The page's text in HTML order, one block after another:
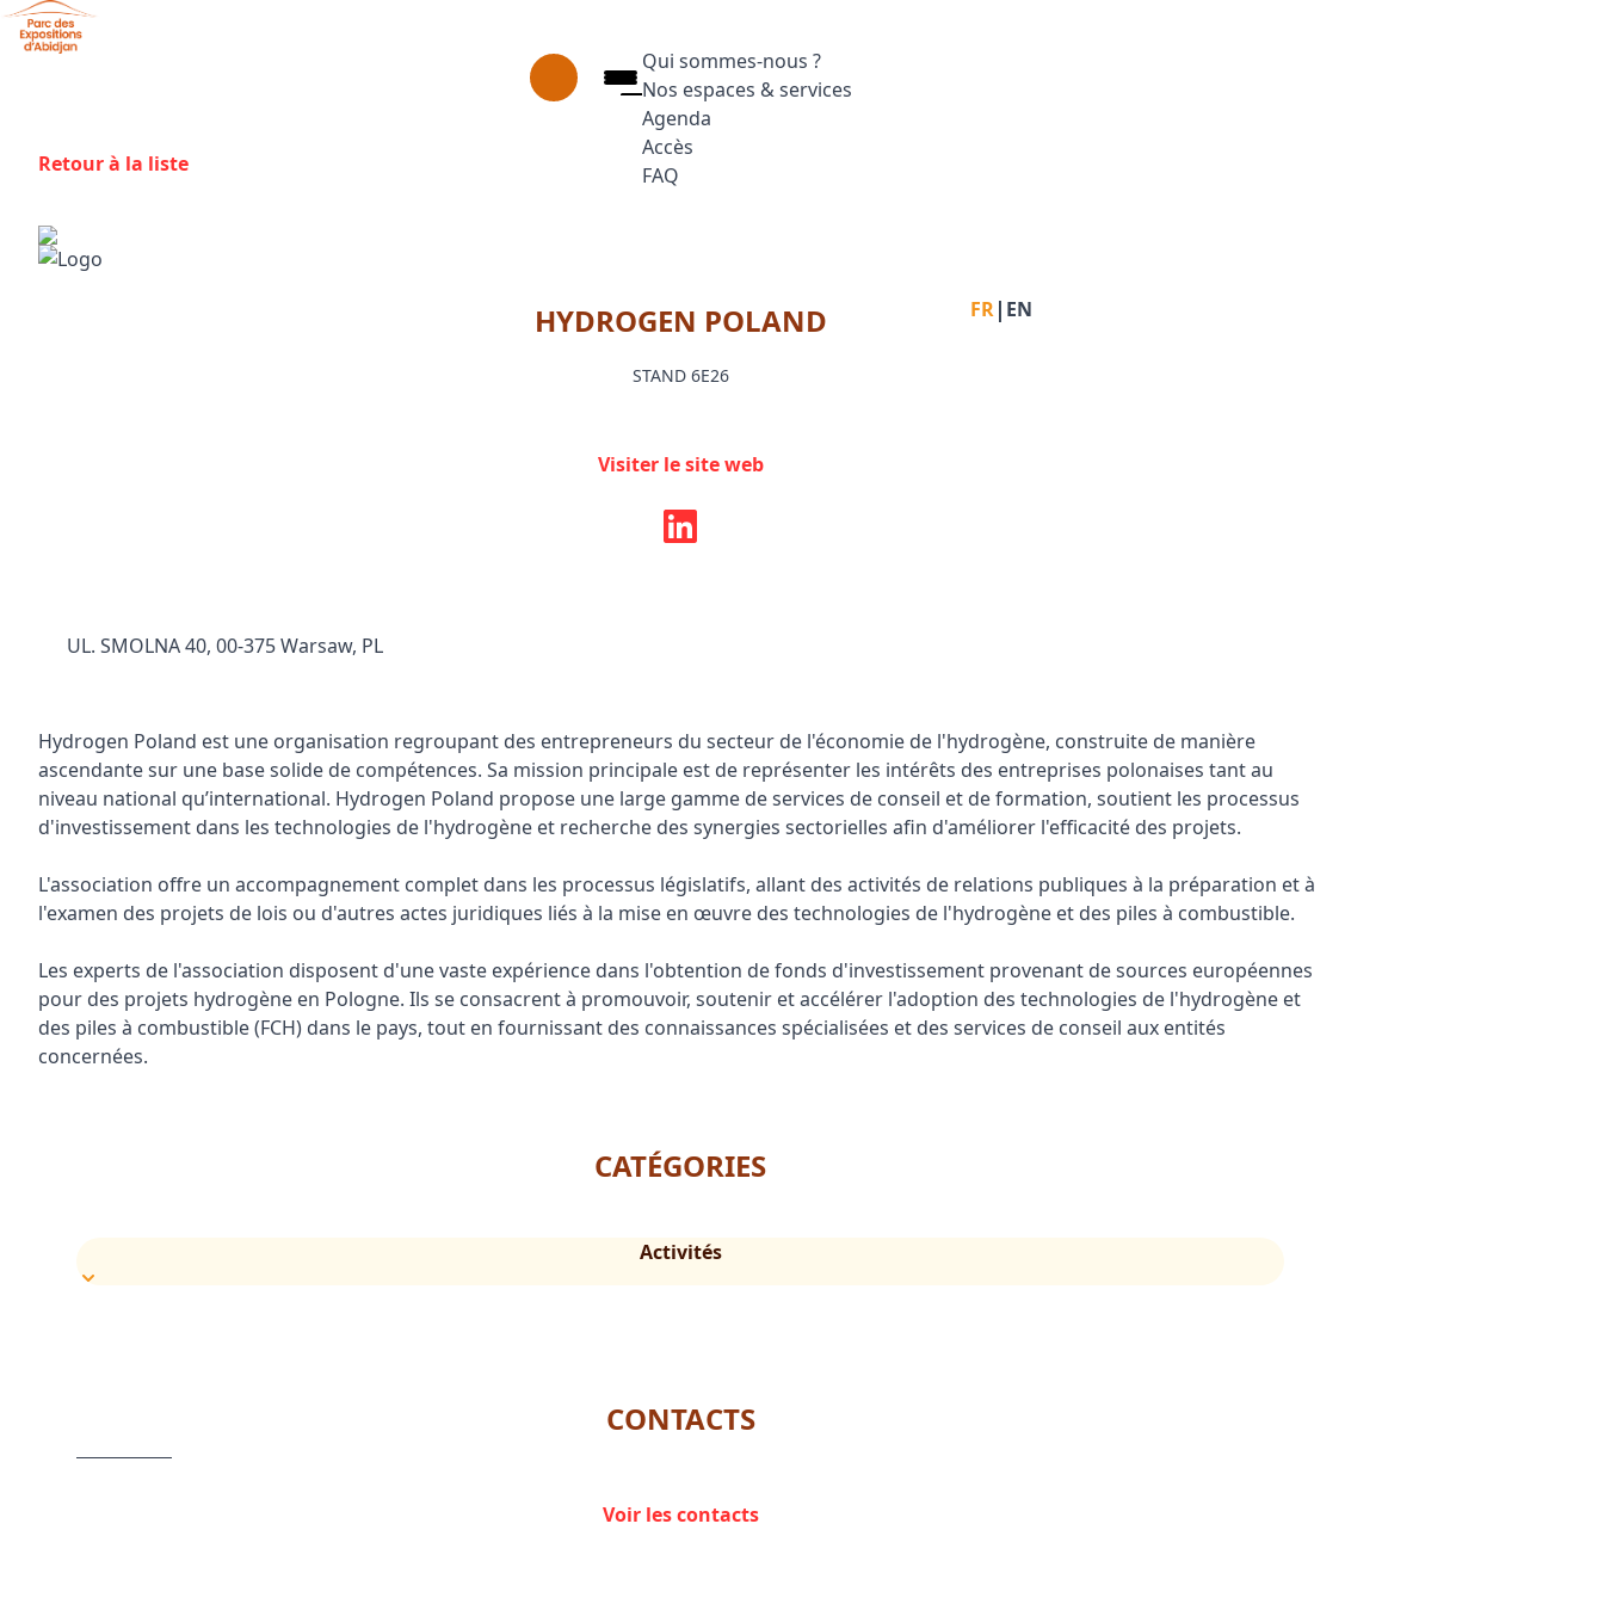
Aller au contenu principal
Qui sommes-nous ?
Nos espaces & services
Agenda
Accès
FAQ
FR| EN
Retour à la liste
HYDROGEN POLAND
STAND 6E26
Visiter le site web
UL. SMOLNA 40, 00-375 Warsaw, PL
Hydrogen Poland est une organisation regroupant des entrepreneurs du secteur de l'économie de l'hydrogène, construite de manière
ascendante sur une base solide de compétences. Sa mission principale est de représenter les intérêts des entreprises polonaises tant au
niveau national qu’international. Hydrogen Poland propose une large gamme de services de conseil et de formation, soutient les processus
d'investissement dans les technologies de l'hydrogène et recherche des synergies sectorielles afin d'améliorer l'efficacité des projets.
L'association offre un accompagnement complet dans les processus législatifs, allant des activités de relations publiques à la préparation et à
l'examen des projets de lois ou d'autres actes juridiques liés à la mise en œuvre des technologies de l'hydrogène et des piles à combustible.
Les experts de l'association disposent d'une vaste expérience dans l'obtention de fonds d'investissement provenant de sources européennes
pour des projets hydrogène en Pologne. Ils se consacrent à promouvoir, soutenir et accélérer l'adoption des technologies de l'hydrogène et
des piles à combustible (FCH) dans le pays, tout en fournissant des connaissances spécialisées et des services de conseil aux entités
concernées.
CATÉGORIES
Activités
CONTACTS
Voir les contacts
Panneau de gestion des cookies